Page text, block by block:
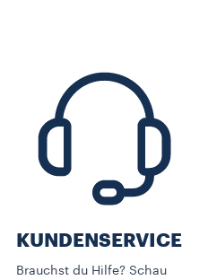
KUNDENSERVICE​
Brauchst du Hilfe? Schau